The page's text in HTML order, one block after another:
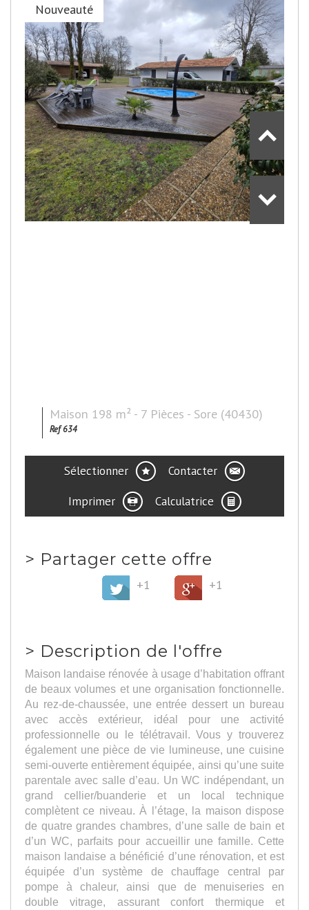
Nouveauté
Maison 198 m² - 7 Pièces - Sore (40430)
Ref 634
Sélectionner
Contacter
Imprimer
Calculatrice
> Partager cette offre
+1 +1
> Description de l'offre
Maison landaise rénovée à usage d’habitation offrant
de beaux volumes et une organisation fonctionnelle.
Au rez-de-chaussée, une entrée dessert un bureau
avec accès extérieur, idéal pour une activité
professionnelle ou le télétravail. Vous y trouverez
également une pièce de vie lumineuse, une cuisine
semi-ouverte entièrement équipée, ainsi qu’une suite
parentale avec salle d’eau. Un WC indépendant, un
grand cellier/buanderie et un local technique
complètent ce niveau. À l’étage, la maison dispose
de quatre grandes chambres, d’une salle de bain et
d’un WC, parfaits pour accueillir une famille. Cette
maison landaise a bénéficié d’une rénovation, et est
équipée d’un système de chauffage central par
pompe à chaleur, ainsi que de menuiseries en
double vitrage, assurant confort thermique et